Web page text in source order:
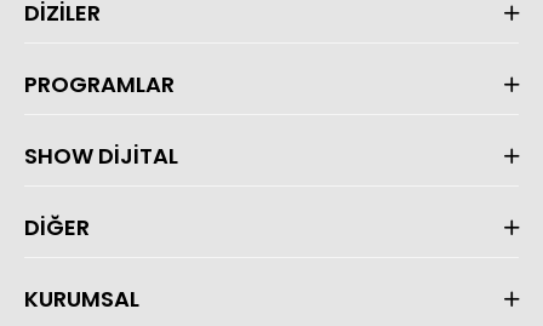
DİZİLER
PROGRAMLAR
SHOW DİJİTAL
DİĞER
KURUMSAL